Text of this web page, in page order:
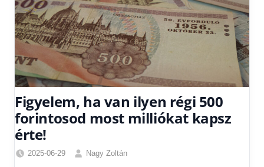
Figyelem, ha van ilyen régi 500
forintosod most milliókat kapsz
érte!
2025-06-29
Nagy Zoltán